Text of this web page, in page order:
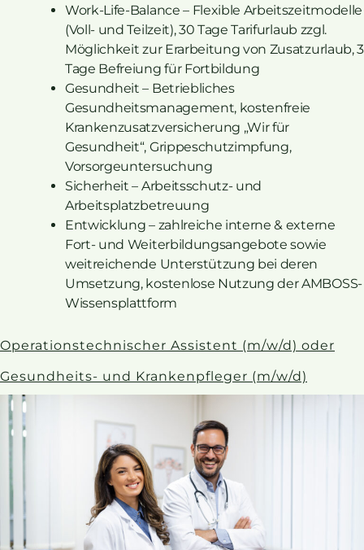
Work-Life-Balance – Flexible Arbeitszeitmodelle
(Voll- und Teilzeit), 30 Tage Tarifurlaub zzgl.
Möglichkeit zur Erarbeitung von Zusatzurlaub, 3
Tage Befreiung für Fortbildung
Gesundheit – Betriebliches
Gesundheitsmanagement, kostenfreie
Krankenzusatzversicherung „Wir für
Gesundheit“, Grippeschutzimpfung,
Vorsorgeuntersuchung
Sicherheit – Arbeitsschutz- und
Arbeitsplatzbetreuung
Entwicklung – zahlreiche interne & externe
Fort- und Weiterbildungsangebote sowie
weitreichende Unterstützung bei deren
Umsetzung, kostenlose Nutzung der AMBOSS-
Wissensplattform
Operationstechnischer Assistent (m/w/d) oder
Gesundheits- und Krankenpfleger (m/w/d)